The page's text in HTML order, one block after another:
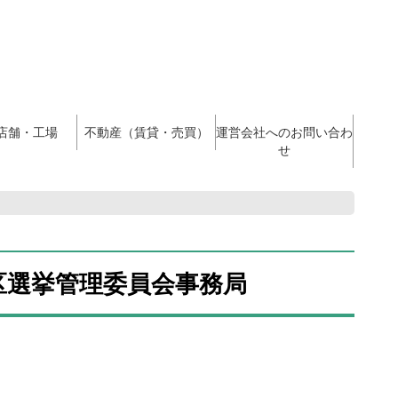
舗・工場 不動産（賃貸・売買）
運営会社へのお問い合わ
せ
挙管理委員会事務局